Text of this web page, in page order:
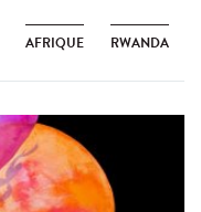
AFRIQUE RWANDA